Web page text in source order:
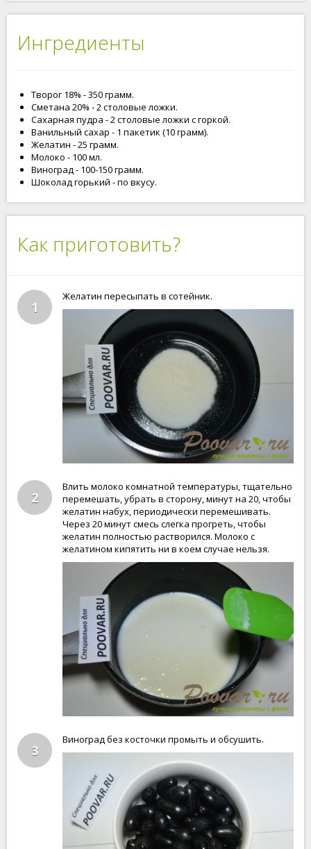
Ингредиенты
Творог 18% - 350 грамм.
Сметана 20% - 2 столовые ложки.
Сахарная пудра - 2 столовые ложки с горкой.
Ванильный сахар - 1 пакетик (10 грамм).
Желатин - 25 грамм.
Молоко - 100 мл.
Виноград - 100-150 грамм.
Шоколад горький - по вкусу.
Как приготовить?
1
Желатин пересыпать в сотейник.
2
Влить молоко комнатной температуры, тщательно
перемешать, убрать в сторону, минут на 20, чтобы
желатин набух, периодически перемешивать.
Через 20 минут смесь слегка прогреть, чтобы
желатин полностью растворился. Молоко с
желатином кипятить ни в коем случае нельзя.
3
Виноград без косточки промыть и обсушить.